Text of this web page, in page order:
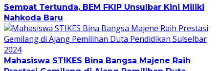
Sempat Tertunda, BEM FKIP Unsulbar Kini Miliki
Nahkoda Baru
Mahasiswa STIKES Bina Bangsa Majene Raih